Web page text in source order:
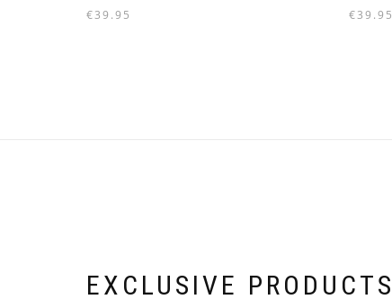
€39.95 €39.95
EXCLUSIVE PRODUCTS